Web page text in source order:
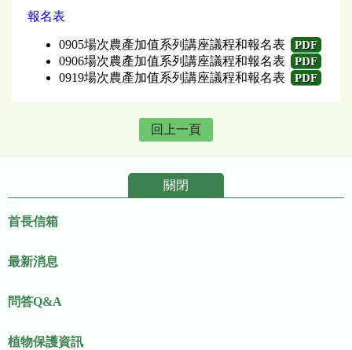
報名表
0905場次農產加值系列講座議程和報名表 PDF
0906場次農產加值系列講座議程和報名表 PDF
0919場次農產加值系列講座議程和報名表 PDF
回上一頁
關閉
首長信箱
最新消息
問答Q&A
植物保護資訊